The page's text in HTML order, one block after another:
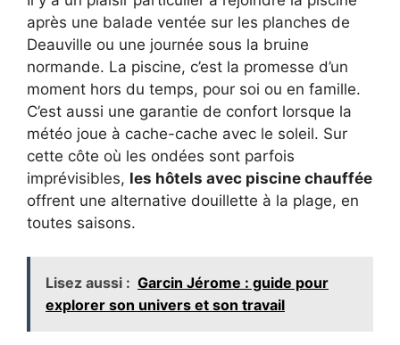
après une balade ventée sur les planches de
Deauville ou une journée sous la bruine
normande. La piscine, c’est la promesse d’un
moment hors du temps, pour soi ou en famille.
C’est aussi une garantie de confort lorsque la
météo joue à cache-cache avec le soleil. Sur
cette côte où les ondées sont parfois
imprévisibles, les hôtels avec piscine chauffée
offrent une alternative douillette à la plage, en
toutes saisons.
Lisez aussi : Garcin Jérome : guide pour
explorer son univers et son travail